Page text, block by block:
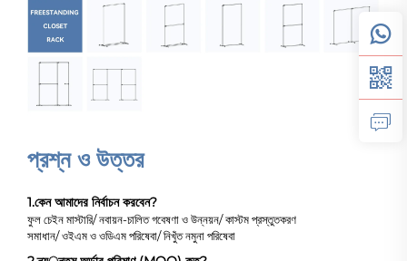
প্রশ্ন ও উত্তর
1.কেন আমাদের নির্বাচন করবেন?
ফুল চেইন মাস্টারি/ নবায়ন-চালিত গবেষণা ও উন্নয়ন/ কাস্টম প্রস্তুতকরণ
সমাধান/ ওইএম ও ওডিএম পরিষেবা/ নিখুঁত নমুনা পরিষেবা